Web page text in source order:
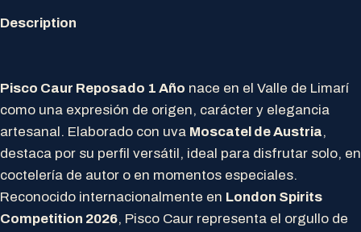
Description
Pisco Caur Reposado 1 Año nace en el Valle de Limarí
como una expresión de origen, carácter y elegancia
artesanal. Elaborado con uva Moscatel de Austria,
destaca por su perfil versátil, ideal para disfrutar solo, en
coctelería de autor o en momentos especiales.
Reconocido internacionalmente en London Spirits
Competition 2026, Pisco Caur representa el orgullo de